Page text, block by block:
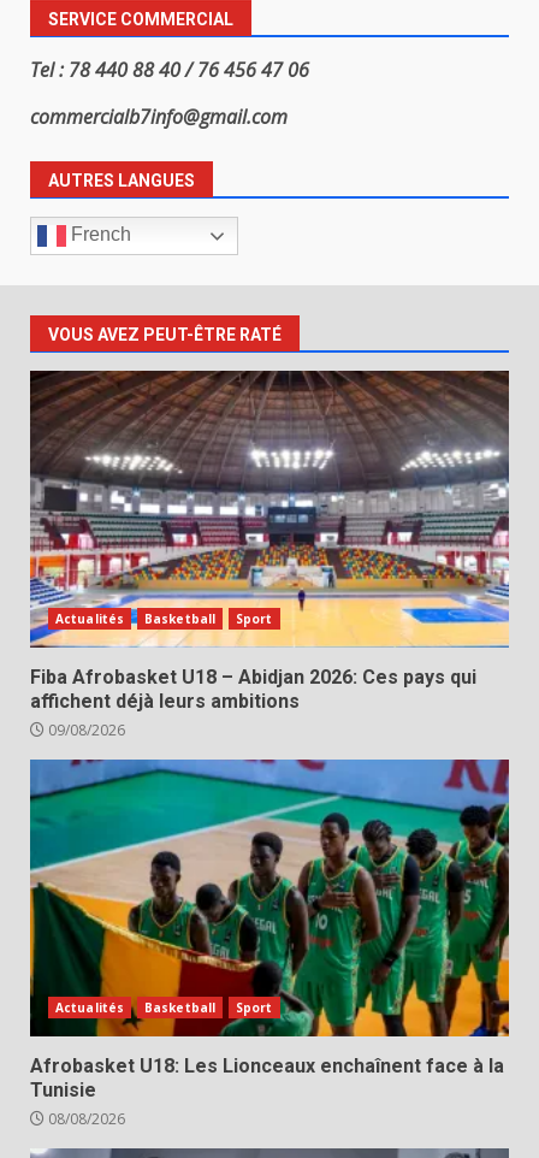
SERVICE COMMERCIAL
Tel : 78 440 88 40 / 76 456 47 06
commercialb7info@gmail.com
AUTRES LANGUES
French
VOUS AVEZ PEUT-ÊTRE RATÉ
Actualités Basketball Sport
Fiba Afrobasket U18 – Abidjan 2026: Ces pays qui
affichent déjà leurs ambitions
09/08/2026
Actualités Basketball Sport
Afrobasket U18: Les Lionceaux enchaînent face à la
Tunisie
08/08/2026